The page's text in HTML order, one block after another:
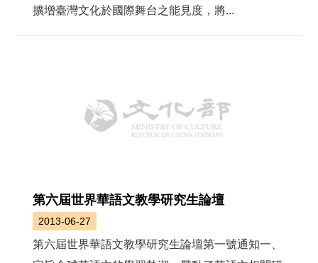
擴增臺灣文化於國際舞台之能見度，將...
第六屆世界華語文教學研究生論壇
2013-06-27
第六屆世界華語文教學研究生論壇第一號通知一、